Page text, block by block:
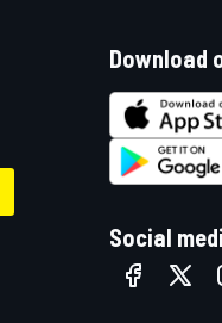
Download
Social